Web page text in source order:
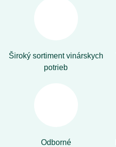
Široký sortiment vinárskych
potrieb
Odborné